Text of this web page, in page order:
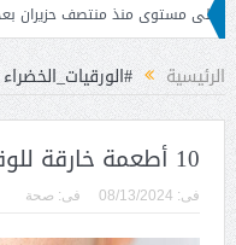
بعد بيانات الوظائف الأميركية
الرئيسية #الورقيات_الخضراء
10 أطعمة خارقة للوقاية من حب الشباب
فى: 08/13/2024 فى: صحة